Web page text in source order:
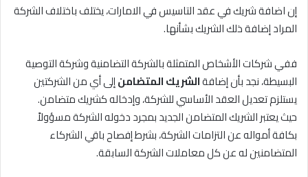
إن اضافة شريك في عقد التاسيس في الامارات، يختلف باختلاف الشركة
المراد إضافة ذلك الشريك بشأنها.
ففي شركات الأشخاص المتمثلة بالشركة التضامنية وشركة التوصية
البسيطة، نجد بأن إضافةالشريك المتضامنإلى أي من الشركتين
يستلزم تعديل العقد الأساسي للشركة، وإدخاله كشريك متضامن.
حيث يعتبر الشريك المتضامن الجديد بمجرد دخوله الشركة مسؤولاً
بكافة أمواله عن التزامات الشركة، بشرط إفصاح باقي الشركاء
المتضامنين له عن كل معاملات الشركة السابقة.